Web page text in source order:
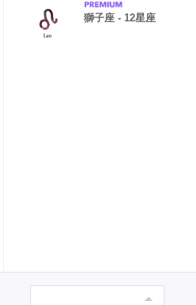
獅子座 - 12星座